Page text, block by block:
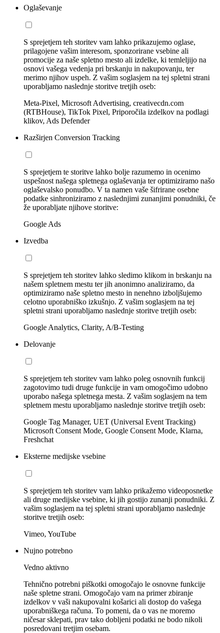
Oglaševanje
S sprejetjem teh storitev vam lahko prikazujemo oglase,
prilagojene vašim interesom, sponzorirane vsebine ali
promocije za naše spletno mesto ali izdelke, ki temleljijo na
osnovi vašega vedenja pri brskanju in nakupovanju, ter
merimo njihov uspeh. Z vašim soglasjem na tej spletni strani
uporabljamo naslednje storitve tretjih oseb:
Meta-Pixel, Microsoft Advertising, creativecdn.com
(RTBHouse), TikTok Pixel, Priporočila izdelkov na podlagi
klikov, Ads Defender
Razširjen Conversion Tracking
S sprejetjem te storitve lahko bolje razumemo in ocenimo
uspešnost našega spletnega oglaševanja ter optimiziramo našo
oglaševalsko ponudbo. V ta namen vaše šifrirane osebne
podatke sinhroniziramo z naslednjimi zunanjimi ponudniki, če
že uporabljate njihove storitve:
Google Ads
Izvedba
S sprejetjem teh storitev lahko sledimo klikom in brskanju na
našem spletnem mestu ter jih anonimno analiziramo, da
optimiziramo naše spletno mesto in nenehno izboljšujemo
celotno uporabniško izkušnjo. Z vašim soglasjem na tej
spletni strani uporabljamo naslednje storitve tretjih oseb:
Google Analytics, Clarity, A/B-Testing
Delovanje
S sprejetjem teh storitev vam lahko poleg osnovnih funkcij
zagotovimo tudi druge funkcije in vam omogočimo udobno
uporabo našega spletnega mesta. Z vašim soglasjem na tem
spletnem mestu uporabljamo naslednje storitve tretjih oseb:
Google Tag Manager, UET (Universal Event Tracking)
Microsoft Consent Mode, Google Consent Mode, Klarna,
Freshchat
Eksterne medijske vsebine
S sprejetjem teh storitev vam lahko prikažemo videoposnetke
ali druge medijske vsebine, ki jih gostijo zunanji ponudniki. Z
vašim soglasjem na tej spletni strani uporabljamo naslednje
storitve tretjih oseb:
Vimeo, YouTube
Nujno potrebno
Vedno aktivno
Tehnično potrebni piškotki omogočajo le osnovne funkcije
naše spletne strani. Omogočajo vam na primer zbiranje
izdelkov v vaši nakupovalni košarici ali dostop do vašega
uporabniškega računa. To pomeni, da o vas ne moremo
ničesar sklepati, prav tako dobljeni podatki ne bodo nikoli
posredovani tretjim osebam.